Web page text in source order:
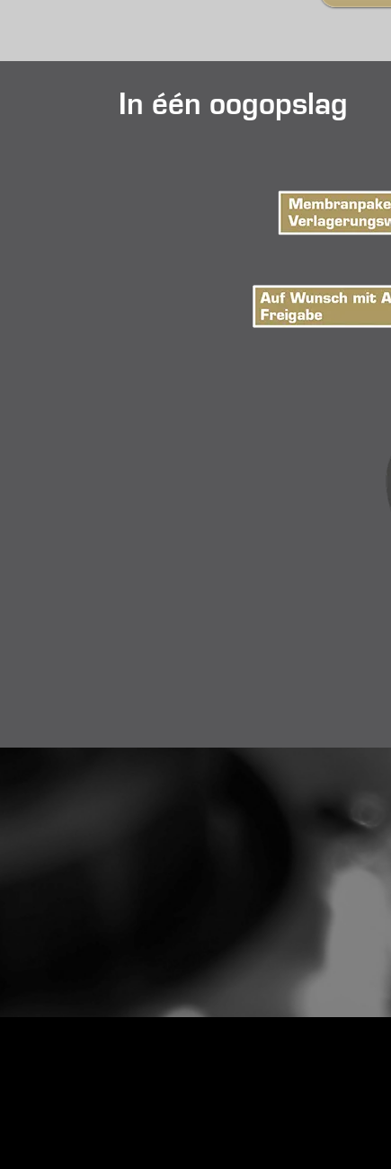
In één oogopslag